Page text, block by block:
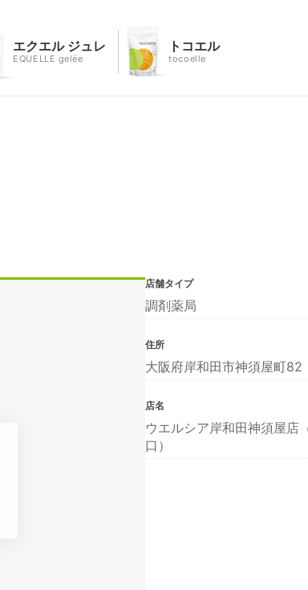
エクエル ジュレ
EQUELLE gelée
トコエル
tocoelle
店舗タイプ
調剤薬局
住所
大阪府岸和田市神須屋町82
店名
ウエルシア岸和田神須屋店
口）